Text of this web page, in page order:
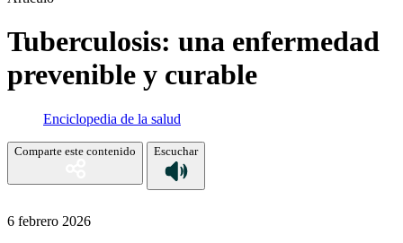
Tuberculosis: una enfermedad
prevenible y curable
Enciclopedia de la salud
Comparte este contenido Escuchar
6 febrero 2026